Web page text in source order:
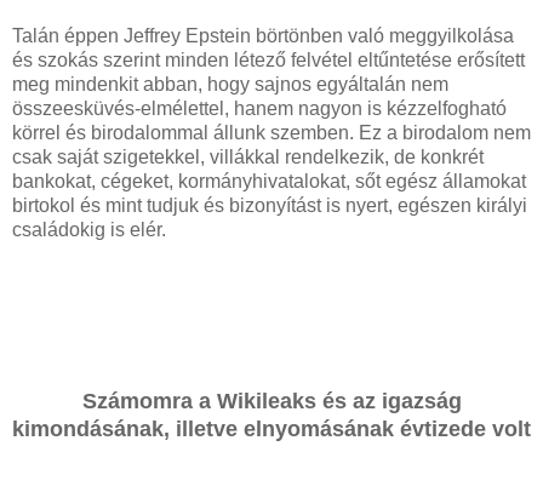
Talán éppen Jeffrey Epstein börtönben való meggyilkolása
és szokás szerint minden létező felvétel eltűntetése erősített
meg mindenkit abban, hogy sajnos egyáltalán nem
összeesküvés-elmélettel, hanem nagyon is kézzelfogható
körrel és birodalommal állunk szemben. Ez a birodalom nem
csak saját szigetekkel, villákkal rendelkezik, de konkrét
bankokat, cégeket, kormányhivatalokat, sőt egész államokat
birtokol és mint tudjuk és bizonyítást is nyert, egészen királyi
családokig is elér.
Számomra a Wikileaks és az igazság
kimondásának, illetve elnyomásának évtizede volt